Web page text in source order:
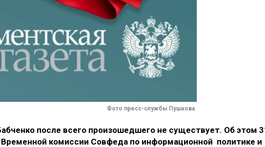
Фото пресс-службы Пушкова
после всего произошедшего не существует. Об этом
Временной комиссии Совфеда по информационной политике и